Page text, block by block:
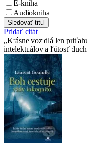
E-kniha
Audiokniha
Sledovať titul
Pridať citát
Krásne vozidlá len
intelektuálov a ľútosť